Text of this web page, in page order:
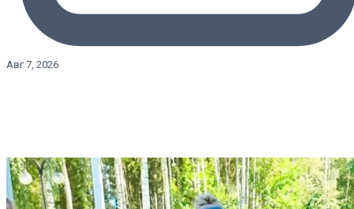
Авг 7, 2026